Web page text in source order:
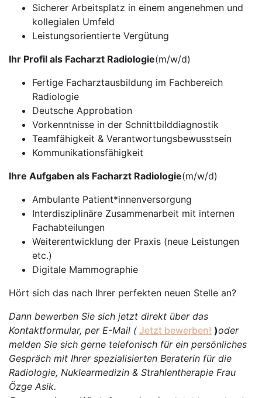
Sicherer Arbeitsplatz in einem angenehmen und
kollegialen Umfeld
Leistungsorientierte Vergütung
Ihr Profil als Facharzt Radiologie(m/w/d)
Fertige Facharztausbildung im Fachbereich
Radiologie
Deutsche Approbation
Vorkenntnisse in der Schnittbilddiagnostik
Teamfähigkeit & Verantwortungsbewusstsein
Kommunikationsfähigkeit
Ihre Aufgaben als Facharzt Radiologie(m/w/d)
Ambulante Patient*innenversorgung
Interdisziplinäre Zusammenarbeit mit internen
Fachabteilungen
Weiterentwicklung der Praxis (neue Leistungen
etc.)
Digitale Mammographie
Hört sich das nach Ihrer perfekten neuen Stelle an?
Dann bewerben Sie sich jetzt direkt über das
Kontaktformular, per E-Mail ( Jetzt bewerben! )oder
melden Sie sich gerne telefonisch für ein persönliches
Gespräch mit Ihrer spezialisierten Beraterin für die
Radiologie, Nuklearmedizin & Strahlentherapie Frau
Özge Asik.